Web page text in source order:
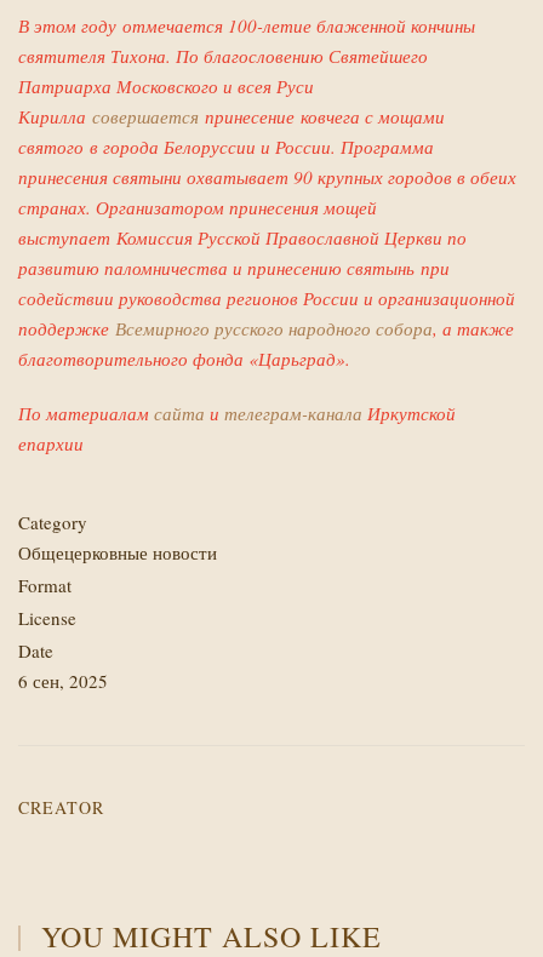
В этом году отмечается 100-летие блаженной кончины
святителя Тихона. По благословению Святейшего
Патриарха Московского и всея Руси
Кирилла совершается принесение ковчега с мощами
святого в города Белоруссии и России. Программа
принесения святыни охватывает 90 крупных городов в обеих
странах. Организатором принесения мощей
выступает Комиссия Русской Православной Церкви по
развитию паломничества и принесению святынь при
содействии руководства регионов России и организационной
поддержке Всемирного русского народного собора, а также
благотворительного фонда «Царьград».
По материалам сайта и телеграм-канала Иркутской
епархии
Category
Общецерковные новости
Format
License
Date
6 сен, 2025
CREATOR
YOU MIGHT ALSO LIKE